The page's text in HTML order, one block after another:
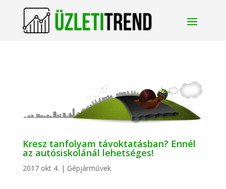
Kresz tanfolyam távoktatásban? Ennél
az autósiskolánál lehetséges!
2017 okt 4. | Gépjárművek